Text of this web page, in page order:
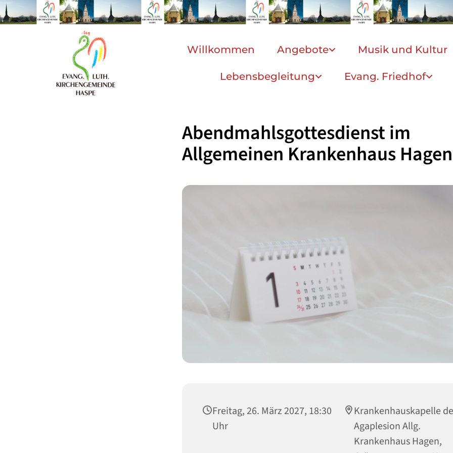
Willkommen Angebote Musik und Kultur
Lebensbegleitung Evang. Friedhof
Abendmahlsgottesdienst im
Allgemeinen Krankenhaus Hagen
Freitag, 26. März 2027, 18:30
Uhr
Krankenhauskapelle
Agaplesion Allg.
Krankenhaus Hagen,